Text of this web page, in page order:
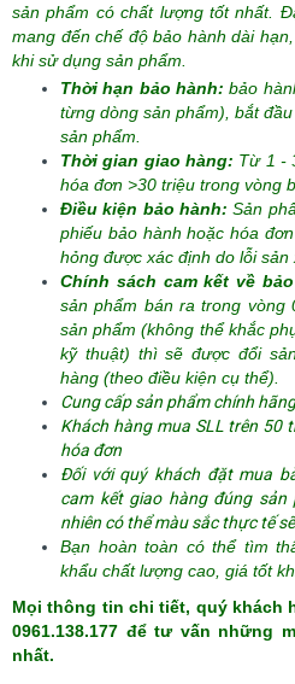
sản phẩm có chất lượng tốt nhất.
mang đến chế độ bảo hành dài
khi sử dụng sản phẩm.
Thời hạn bảo hành:bảo
từng dòng sản phẩm),bắt
sản phẩm.
Thời gian giao hàng: Từ 1 -
hóa đơn >30 triệu trong vòng
Điều kiện bảo hành:Sản
phiếu bảo hành hoặc hóa
hỏng được xác định do lỗi sản
Chính sách cam kết về
sản phẩm bán ra trong vòng
sản phẩm (không thể khắc
kỹ thuật) thì sẽ được đổi
hàng (theo điều kiện cụ thể).
Cung cấp sản phẩm chính
Khách hàng mua SLL trên 50
hóa đơn
Đối với quý khách đặt mua
cam kết giao hàng đúng
nhiên có thể màu sắc thực tế
Bạn hoàn toàn có thể tìm
khẩu chất lượng cao, giá tốt
Mọi thông tin chi tiết, quý khách
0961.138.177 để tư vấn những
nhất.